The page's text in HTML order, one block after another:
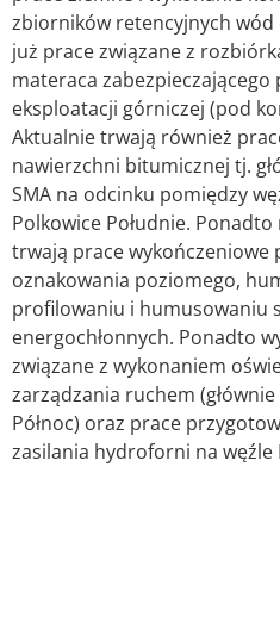
zbiorników retencyjnych
już prace związane z
materaca zabezpieczającego
eksploatacji górniczej (pod
Aktualnie trwają również
nawierzchni bitumicznej tj.
SMA na odcinku pomiędzy
Polkowice Południe.
trwają prace wykończeniowe
oznakowania poziomego,
profilowaniu i humusowaniu
energochłonnych. Ponadto
związane z wykonaniem
zarządzania ruchem
Północ) oraz prace
zasilania hydroforni na węźle